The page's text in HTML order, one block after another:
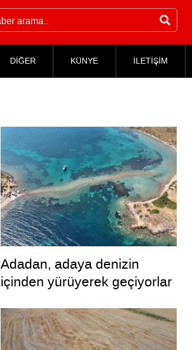
DİĞER KÜNYE İLETİŞİM
Adadan, adaya denizin
içinden yürüyerek geçiyorlar